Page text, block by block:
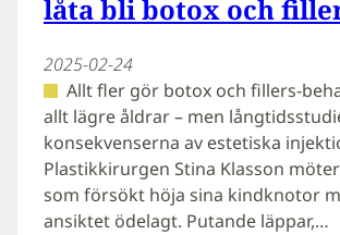
låta bli botox och
2025-02-24
Allt fler gör botox och fillers-
allt lägre åldrar – men
konsekvenserna av estetiska
Plastikkirurgen Stina Klasson
som försökt höja sina kindknotor
ansiktet ödelagt. Putande läppar,…